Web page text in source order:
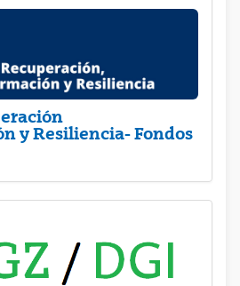
y Resiliencia- Fondos